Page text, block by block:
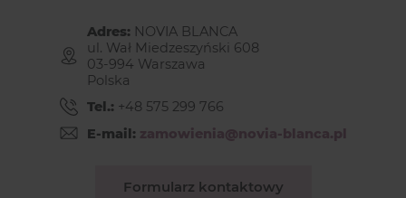
Adres: NOVIA BLANCA
ul. Wał Miedzeszyński 608
03-994 Warszawa
Polska
Tel.: +48 575 299 766
E-mail: zamowienia@novia-blanca.pl
Formularz kontaktowy